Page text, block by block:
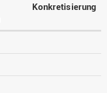
Konkretisierung